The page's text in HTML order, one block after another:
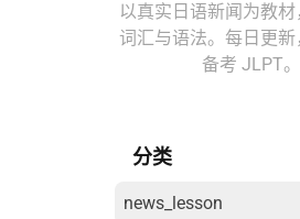
以真实日语新闻为教
词汇与语法。每日更
备考 JLPT。
分类
news_lesson